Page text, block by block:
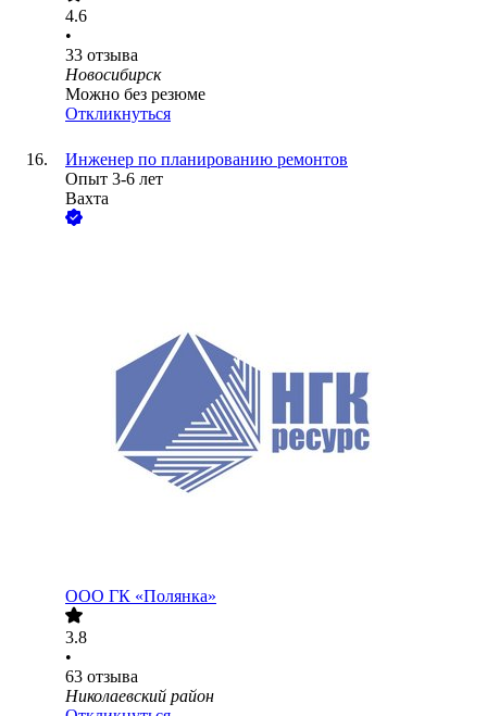
4.6
•
33 отзыва
Новосибирск
Можно без резюме
Откликнуться
Инженер по планированию ремонтов
Опыт 3-6 лет
Вахта
ООО ГК «Полянка»
3.8
•
63 отзыва
Николаевский район